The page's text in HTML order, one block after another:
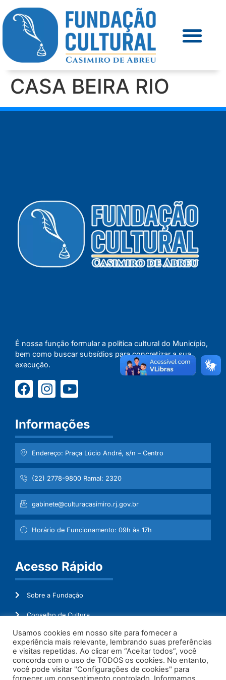
CASA BEIRA RIO
É nossa função formular a política cultural do Município,
bem como buscar subsídios para concretizar a sua
execução.
Informações
Endereço: Praça Lúcio André, s/n – Centro
(22) 2778-9800 Ramal: 2320
gabinete@culturacasimiro.rj.gov.br
Horário de Funcionamento: 09h às 17h
Acesso Rápido
Sobre a Fundação
Conselho de Cultura
Mapeamento Cultural
Transparência
Ouvidoria
Usamos cookies em nosso site para fornecer a
experiência mais relevante, lembrando suas preferências
e visitas repetidas. Ao clicar em “Aceitar todos”, você
concorda com o uso de TODOS os cookies. No entanto,
você pode visitar "Configurações de cookies" para